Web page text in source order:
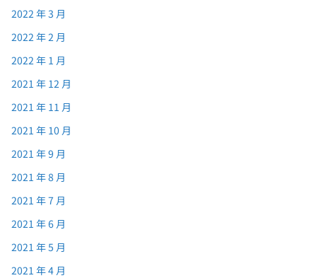
2022 年 3 月
2022 年 2 月
2022 年 1 月
2021 年 12 月
2021 年 11 月
2021 年 10 月
2021 年 9 月
2021 年 8 月
2021 年 7 月
2021 年 6 月
2021 年 5 月
2021 年 4 月